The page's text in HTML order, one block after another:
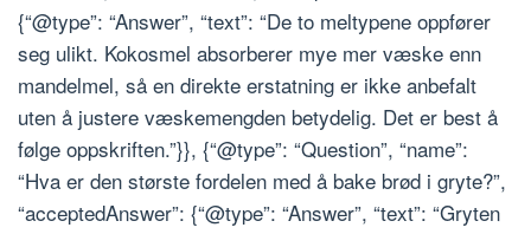
{“@type”: “Answer”, “text”: “De to meltypene oppfører
seg ulikt. Kokosmel absorberer mye mer væske enn
mandelmel, så en direkte erstatning er ikke anbefalt
uten å justere væskemengden betydelig. Det er best å
følge oppskriften.”}}, {“@type”: “Question”, “name”:
“Hva er den største fordelen med å bake brød i gryte?”,
“acceptedAnswer”: {“@type”: “Answer”, “text”: “Gryten